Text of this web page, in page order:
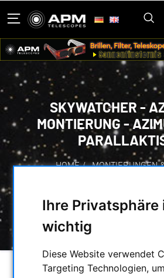
Ihre Privatsphäre
wichtig
Diese Website verwendet
Targeting Technologien,
SKYWATCHER -
MONTIERUNG -
HOME / MONTIERUNGEN
SKYWATCHER - AZ-EQ6GT
AZIMUTAL UND